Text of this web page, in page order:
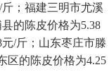
；福建三明市尤溪
的陈皮价格为5.38
/斤；山东枣庄市滕
区的陈皮价格为4.25